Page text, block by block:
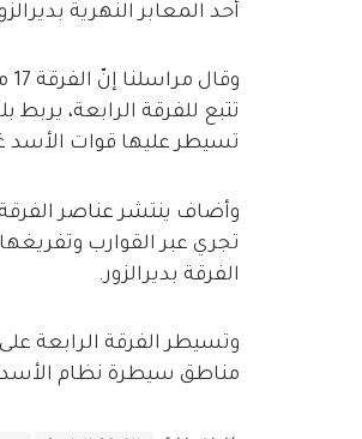
أحد المعابر النهرية
تتبع للفرقة الرابعة،
تسيطر عليها قوات الأسد
تجري عبر القوارب
الفرقة بديرالزور.
وتسيطر الفرقة الرابعة
مناطق سيطرة نظام